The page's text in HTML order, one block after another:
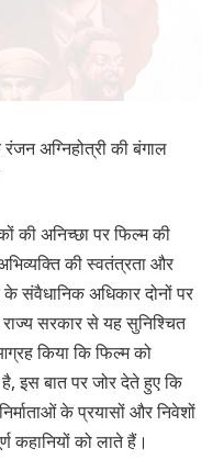
अग्निहोत्री की बंगाल
की अनिच्छा पर फिल्म की
की स्वतंत्रता और
के संवैधानिक अधिकार दोनों पर
सरकार से यह सुनिश्चित
किया कि फिल्म को
इस बात पर जोर देते हुए कि
के प्रयासों और निवेशों
कहानियों को लाते हैं।